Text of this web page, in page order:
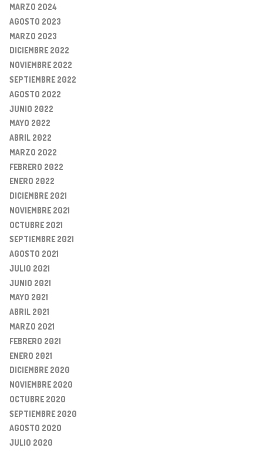
MARZO 2024
AGOSTO 2023
MARZO 2023
DICIEMBRE 2022
NOVIEMBRE 2022
SEPTIEMBRE 2022
AGOSTO 2022
JUNIO 2022
MAYO 2022
ABRIL 2022
MARZO 2022
FEBRERO 2022
ENERO 2022
DICIEMBRE 2021
NOVIEMBRE 2021
OCTUBRE 2021
SEPTIEMBRE 2021
AGOSTO 2021
JULIO 2021
JUNIO 2021
MAYO 2021
ABRIL 2021
MARZO 2021
FEBRERO 2021
ENERO 2021
DICIEMBRE 2020
NOVIEMBRE 2020
OCTUBRE 2020
SEPTIEMBRE 2020
AGOSTO 2020
JULIO 2020